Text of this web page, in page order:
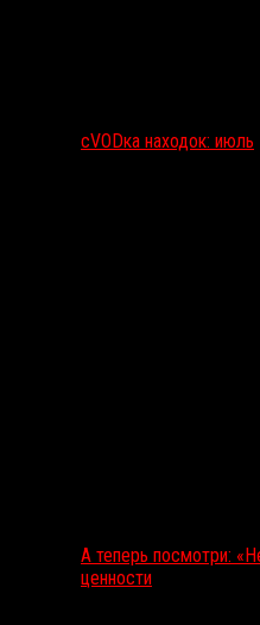
сVODка находок: июль
А теперь посмотри:
ценности